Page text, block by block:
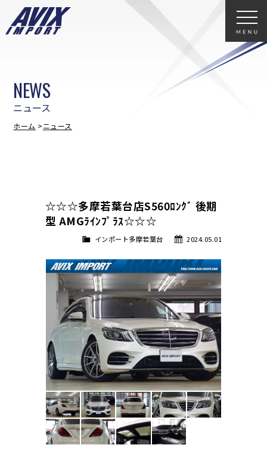
ニュース
NEWS
ホーム ニュース
☆☆☆多摩若葉台店S560ﾛﾝｸﾞ 後期
型 AMGﾗｲﾝﾌﾟﾗｽ☆☆☆
2024.05.01
インポート多摩若葉台